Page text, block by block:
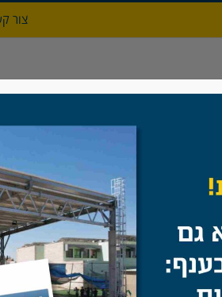
צור
אודות גדרות מעקות
להוסיף קוד לפני </head> תג.